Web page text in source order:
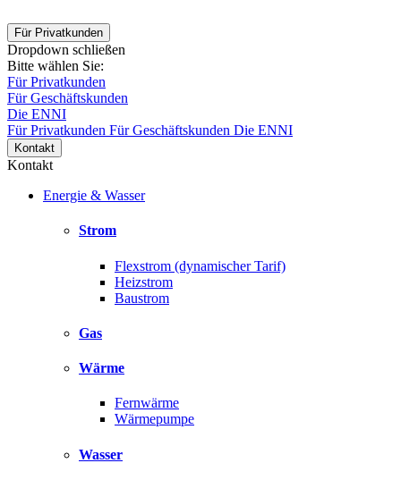
Für Privatkunden
Dropdown schließen
Bitte wählen Sie:
Für Privatkunden
Für Geschäftskunden
Die ENNI
Für Privatkunden Für Geschäftskunden Die ENNI
Kontakt
Kontakt
Energie & Wasser
Strom
Flexstrom (dynamischer Tarif)
Heizstrom
Baustrom
Gas
Wärme
Fernwärme
Wärmepumpe
Wasser